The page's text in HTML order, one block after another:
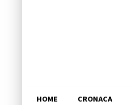
HOME CRONACA